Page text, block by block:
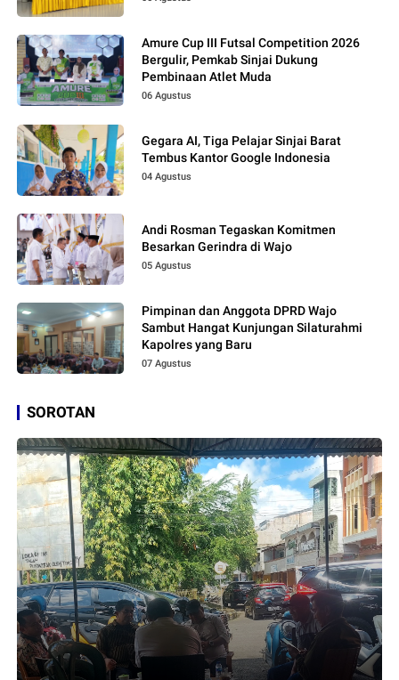
Amure Cup III Futsal Competition 2026
Bergulir, Pemkab Sinjai Dukung
Pembinaan Atlet Muda
06 Agustus
Gegara AI, Tiga Pelajar Sinjai Barat
Tembus Kantor Google Indonesia
04 Agustus
Andi Rosman Tegaskan Komitmen
Besarkan Gerindra di Wajo
05 Agustus
Pimpinan dan Anggota DPRD Wajo
Sambut Hangat Kunjungan Silaturahmi
Kapolres yang Baru
07 Agustus
SOROTAN